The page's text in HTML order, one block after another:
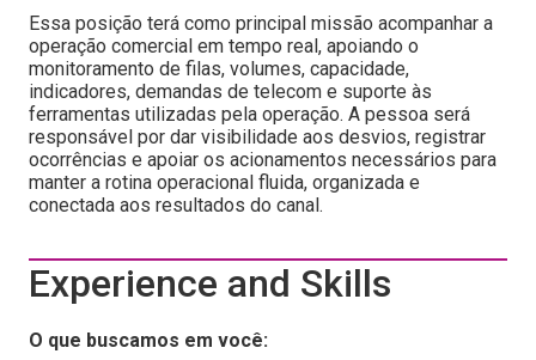
Essa posição terá como principal missão acompanhar a
operação comercial em tempo real, apoiando o
monitoramento de filas, volumes, capacidade,
indicadores, demandas de telecom e suporte às
ferramentas utilizadas pela operação. A pessoa será
responsável por dar visibilidade aos desvios, registrar
ocorrências e apoiar os acionamentos necessários para
manter a rotina operacional fluida, organizada e
conectada aos resultados do canal.
Experience and Skills
O que buscamos em você: